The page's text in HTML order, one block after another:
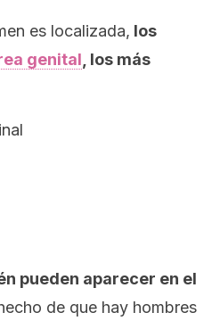
es localizada, los
genital , los más
pueden aparecer en el
de que hay hombres